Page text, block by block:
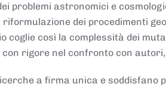
problemi astronomici e
dei procedimenti
coglie così la complessità dei
rigore nel confronto con
a firma unica e soddisfano